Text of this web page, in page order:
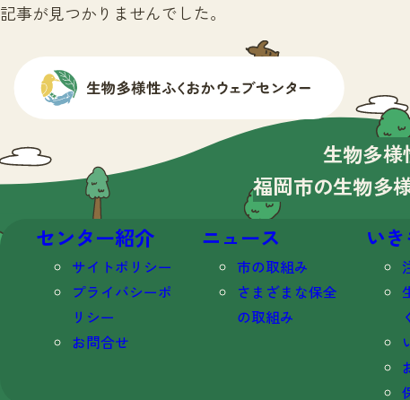
記事が見つかりませんでした。
生物多様
福岡市の生物多
センター紹介
サイトポリシー
プライバシーポ
リシー
お問合せ
ニュース
市の取組み
さまざまな保全
の取組み
い